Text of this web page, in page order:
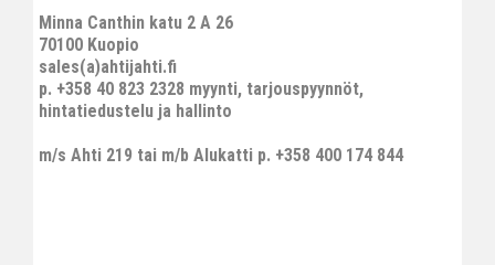
Minna Canthin katu 2 A 26
70100 Kuopio
sales(a)ahtijahti.fi
p. +358 40 823 2328 myynti, tarjouspyynnöt,
hintatiedustelu ja hallinto
m/s Ahti 219 tai m/b Alukatti p. +358 400 174 844